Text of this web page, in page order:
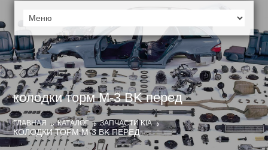
колодки торм М-3 BK перед
ГЛАВНАЯ КАТАЛОГ ЗАПЧАСТИ KIA
КОЛОДКИ ТОРМ М-3 BK ПЕРЕД